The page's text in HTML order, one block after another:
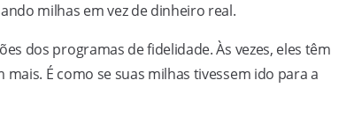
milhas em vez de dinheiro real.
dos programas de fidelidade. Às vezes, eles têm
É como se suas milhas tivessem ido para a